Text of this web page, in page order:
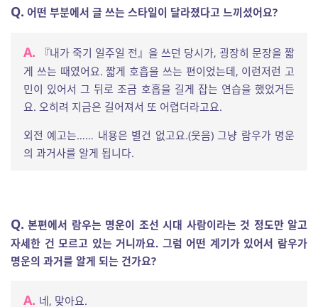
Q. 어떤 부분에서 글 쓰는 스타일이 달라졌다고 느끼셨어요?
A.
『내가 죽기 일주일 전』을 쓰던 당시가, 굉장히 문장을 짧
게 쓰는 때였어요. 짧게 호흡을 쓰는 편이었는데, 이런저런 고
민이 있어서 그 뒤로 조금 호흡을 길게 잡는 연습을 했었거든
요. 오히려 지금은 길어져서 또 어렵더라고요.
외전 예고는…… 내용은 별건 없고요.(웃음) 그냥 람우가 명운
의 과거사를 알게 됩니다.
Q. 본편에서 람우는 명운이 조선 시대 사람이라는 것 정도만 알고
자세한 건 모르고 있는 거니까요. 그럼 어떤 계기가 있어서 람우가
명운의 과거를 알게 되는 건가요?
A. 네, 맞아요.